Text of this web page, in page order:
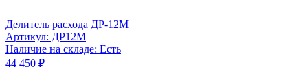
Делитель расхода ДР-12М
Артикул: ДР12М
Наличие на складе: Есть
44 450 ₽